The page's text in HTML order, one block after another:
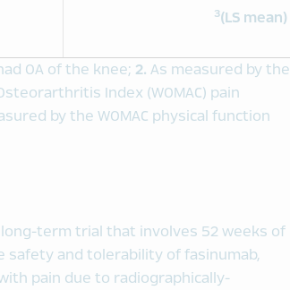
(LS mean)
3
OA of the knee; 2. As measured by the
Index (WOMAC) pain
by the WOMAC physical function
term trial that involves 52 weeks of
and tolerability of fasinumab,
pain due to radiographically-